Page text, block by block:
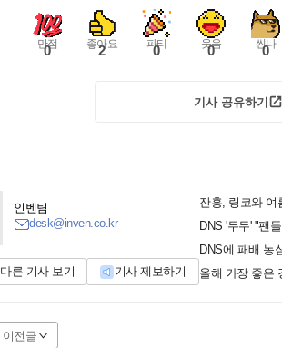
만점
0 좋아요
2 파티
0 웃음
0 씬나
0
기사 공유하기
인벤팀
desk@inven.co.kr
다른 기사 보기 기사 제보하기
잔홍, 링코와 여
DNS '두두' "팬
DNS에 패배 농
올해 가장 좋은
이전글